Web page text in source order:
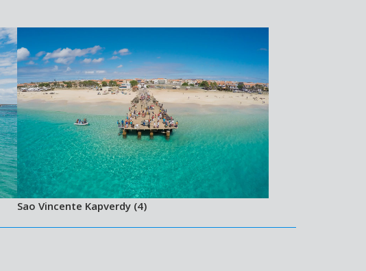
Sao Vincente Kapverdy (4)